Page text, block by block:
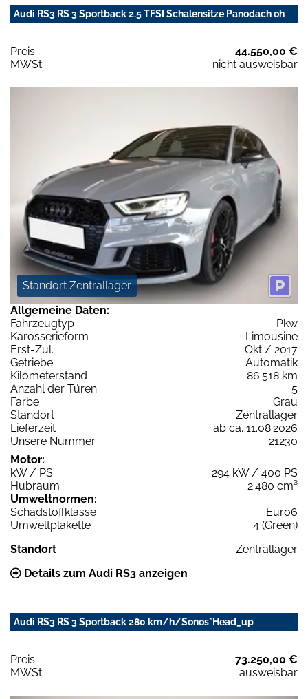
Audi RS3 RS 3 Sportback 2.5 TFSI Schalensitze Panodach oh
Preis:
44.550,00 €
MWSt:
nicht ausweisbar
Standort Zentrallager
Allgemeine Daten:
Fahrzeugtyp
Pkw
Karosserieform
Limousine
Erst-Zul.
Okt / 2017
Getriebe
Automatik
Kilometerstand
86.518 km
Anzahl der Türen
5
Farbe
Grau
Standort
Zentrallager
Lieferzeit
ab ca. 11.08.2026
Unsere Nummer
21230
Motor:
kW / PS
294 kW / 400 PS
Hubraum
2.480 cm³
Umweltnormen:
Schadstoffklasse
Euro6
Umweltplakette
4 (Green)
Standort
Zentrallager
Details zum Audi RS3 anzeigen
Audi RS3 RS 3 Sportback 280 km/h/Sonos*Head_up
Preis:
73.250,00 €
MWSt:
ausweisbar